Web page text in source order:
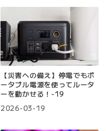
【災害への備え】停電でもポ
ータブル電源を使ってルータ
ーを動かせる！-19
2026-03-19